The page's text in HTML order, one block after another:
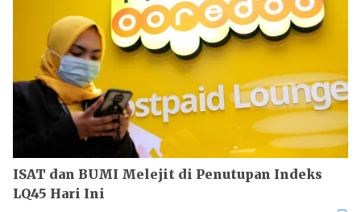
ISAT dan BUMI Melejit di Penutupan Indeks
LQ45 Hari Ini